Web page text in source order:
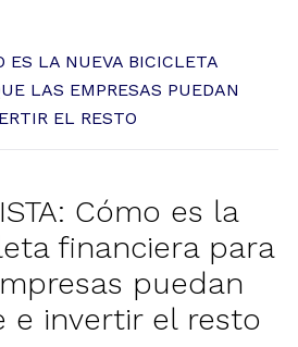
ES LA NUEVA BICICLETA
LAS EMPRESAS PUEDAN
EL RESTO
Cómo es la
financiera para
puedan
e invertir el resto